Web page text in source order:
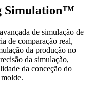
Simulation™
de simulação de
de comparação real,
da produção no
da simulação,
da conceção do